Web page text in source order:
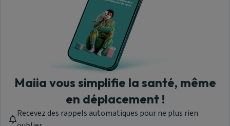
Maiia vous simplifie la santé, même
en déplacement !
Recevez des rappels automatiques pour ne plus rien